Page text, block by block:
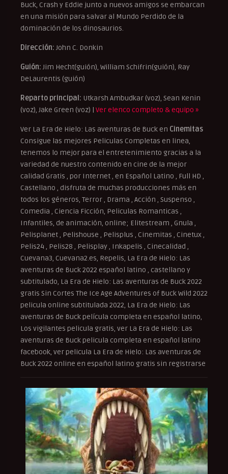
Buck, Crash y Eddie junto a nuevos amigos se embarcan
en una misión para salvar al Mundo Perdido de la
dominación de los dinosaurios.
Dirección: John C. Donkin
Guión: Jim Hecht(guión), William Schifrin(guión), Ray
DeLaurentis (guión)
Reparto principal: Utkarsh Ambudkar (voz), Sean Kenin
(voz), Jake Green (voz) | Ver elenco completo & equipo »
Ver La Era de Hielo: Las aventuras de Buck en Cinemitas
Consigue las mejores Peliculas Completas en linea,
tenemos lo mejor para el entretenimiento gracias a la
variedad de nuestro contenido en cine de la mejor
calidad Gratis , por Internet , en Español Latino , Full HD ,
Castellano , disfruta de muchas producciones más en
todos los géneros, Terror , Drama , Acción , Suspenso ,
Comedia , Ciencia Ficción, Peliculas Romanticas ,
Infantiles, de animación, online; Elitestream , Gnula ,
Pelisplanet , Pelishouse , Pelisplus , Cinemitas , Cinetux ,
Pelis24 , Pelis28 , Pelisplay , Inkapelis , Cinecalidad ,
Cuevana3, Cuevana2.es, Repelis, La Era de Hielo: Las
aventuras de Buck 2022 español latino , castellano y
subtitulado, La Era de Hielo: Las aventuras de Buck 2022
gratis Sin Cortes The Ice Age Adventures of Buck Wild 2022
pelicula online subtitulada 2022, La Era de Hielo: Las
aventuras de Buck película completa en español latino,
Los vigilantes pelicula gratis, ver La Era de Hielo: Las
aventuras de Buck pelicula completa en español latino
facebook, ver pelicula La Era de Hielo: Las aventuras de
Buck 2022 online en español latino gratis sin registrarse